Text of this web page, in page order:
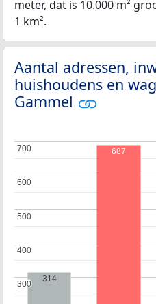
meter, dat is 10.000 m²
1 km².
Aantal adressen,
huishoudens en
Gammel
300
300
400
400
500
500
600
600
700
700
314
687